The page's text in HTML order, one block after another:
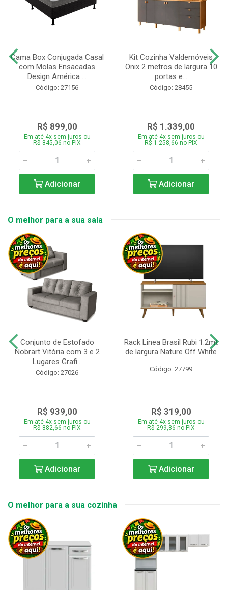
Cama Box Conjugada Casal
com Molas Ensacadas
Design América ...
Código: 27156
R$ 899,00
Em até 4x sem juros ou
R$ 845,06 no PIX
Adicionar
Kit Cozinha Valdemóveis
Onix 2 metros de largura 10
portas e...
Código: 28455
R$ 1.339,00
Em até 4x sem juros ou
R$ 1.258,66 no PIX
Adicionar
O melhor para a sua sala
Conjunto de Estofado
Nobrart Vitória com 3 e 2
Lugares Grafi...
Código: 27026
R$ 939,00
Em até 4x sem juros ou
R$ 882,66 no PIX
Adicionar
Rack Linea Brasil Rubi 1.2mt
de largura Nature Off White
Código: 27799
R$ 319,00
Em até 4x sem juros ou
R$ 299,86 no PIX
Adicionar
O melhor para a sua cozinha